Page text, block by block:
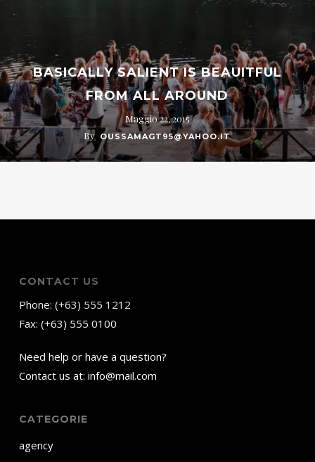
BASICALLY SALIENT IS BEAUITFUL
FROM ALL AROUND
Maggio 22, 2015
By OUSSAMAGT95@YAHOO.IT
CONTACT US
Phone: (+63) 555 1212
Fax: (+63) 555 0100
Need help or have a question?
Contact us at: info@mail.com
CATEGORIE
agency